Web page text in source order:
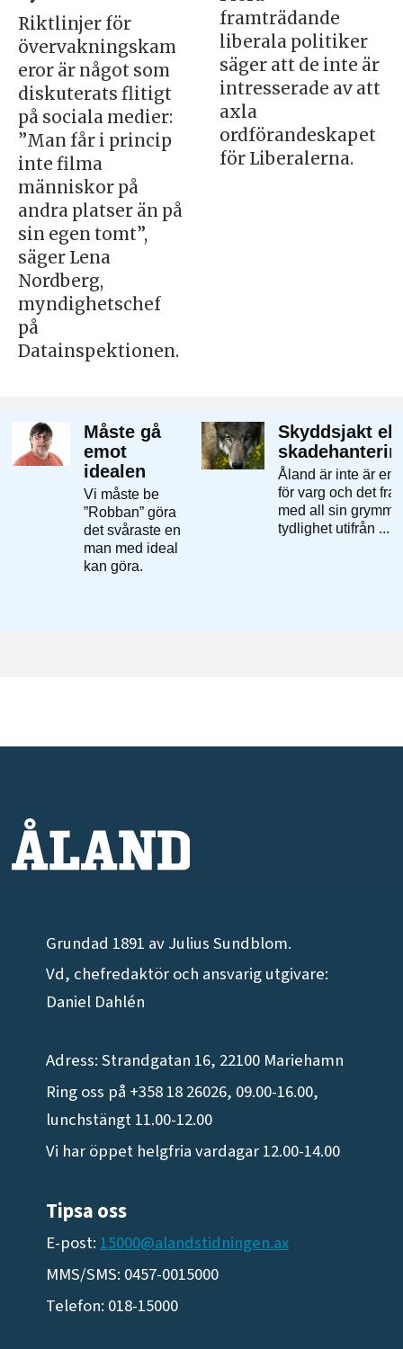
Riktlinjer för
övervakningskam
eror är något som
diskuterats flitigt
på sociala medier:
”Man får i princip
inte filma
människor på
andra platser än på
sin egen tomt”,
säger Lena
Nordberg,
myndighetschef
på
Datainspektionen.
framträdande
liberala politiker
säger att de inte är
intresserade av att
axla
ordförandeskapet
för Liberalerna.
Grundad 1891 av Julius Sundblom.
Vd, chefredaktör och ansvarig utgivare:
Daniel Dahlén
Adress: Strandgatan 16, 22100 Mariehamn
Ring oss på +358 18 26026, 09.00-16.00,
lunchstängt 11.00-12.00
Vi har öppet helgfria vardagar 12.00-14.00
Tipsa oss
E-post: 15000@alandstidningen.ax
MMS/SMS: 0457-0015000
Telefon: 018-15000